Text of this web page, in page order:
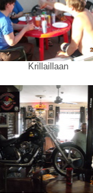
Krillaillaan